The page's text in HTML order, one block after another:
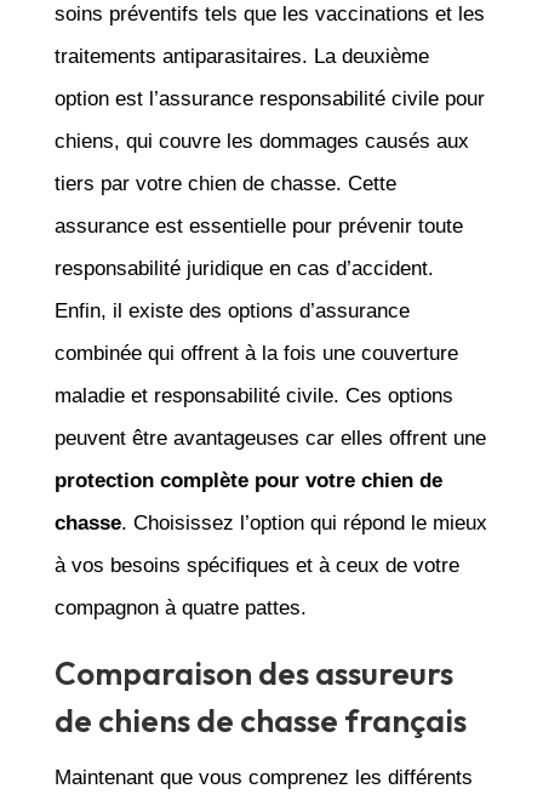
soins préventifs tels que les vaccinations et les
traitements antiparasitaires. La deuxième
option est l’assurance responsabilité civile pour
chiens, qui couvre les dommages causés aux
tiers par votre chien de chasse. Cette
assurance est essentielle pour prévenir toute
responsabilité juridique en cas d’accident.
Enfin, il existe des options d’assurance
combinée qui offrent à la fois une couverture
maladie et responsabilité civile. Ces options
peuvent être avantageuses car elles offrent une
protection complète pour votre chien de
chasse. Choisissez l’option qui répond le mieux
à vos besoins spécifiques et à ceux de votre
compagnon à quatre pattes.
Comparaison des assureurs
de chiens de chasse français
Maintenant que vous comprenez les différents